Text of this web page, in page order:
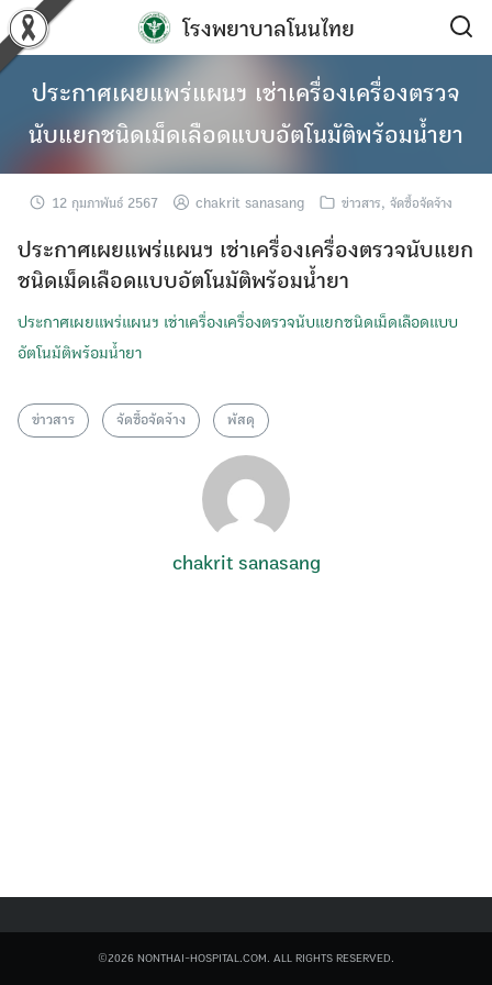
Skip
to
content
โรงพยาบาลโนนไทย
ประกาศเผยแพร่แผนฯ เช่าเครื่องเครื่องตรวจ
นับแยกชนิดเม็ดเลือดแบบอัตโนมัติพร้อมน้ำยา
12 กุมภาพันธ์ 2567 chakrit sanasang ข่าวสาร, จัดซื้อจัดจ้าง
ประกาศเผยแพร่แผนฯ เช่าเครื่องเครื่องตรวจนับแยก
ชนิดเม็ดเลือดแบบอัตโนมัติพร้อมน้ำยา
ประกาศเผยแพร่แผนฯ เช่าเครื่องเครื่องตรวจนับแยกชนิดเม็ดเลือดแบบ
อัตโนมัติพร้อมน้ำยา
ข่าวสาร จัดซื้อจัดจ้าง พัสดุ
chakrit sanasang
©2026 NONTHAI-HOSPITAL.COM. ALL RIGHTS RESERVED.